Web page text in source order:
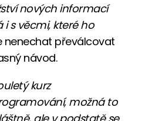
nových informací
i s věcmi, které ho
nenechat převálcovat
návod.
kurz
možná to